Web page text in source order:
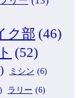
ク部 (46)
(52)
ミシン (6)
ラリー (6)